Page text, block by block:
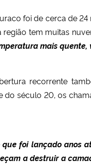
foi de cerca de
tem muitas
mais
recorrente
do século 20, os
foi lançado anos
a destruir a